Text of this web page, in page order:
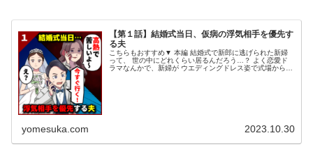
【第１話】結婚式当日、仮病の浮気相手を優先す
る夫
こちらもおすすめ▼ 本編 結婚式で新郎に逃げられた新婦
って、 世の中にどれくらい居るんだろう…？ よく恋愛ド
ラマなんかで、新婦が ウエディングドレス姿で式場から
yomesuka.com 2023.10.30